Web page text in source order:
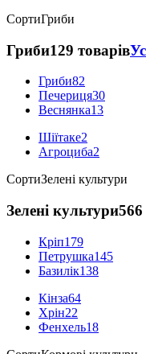
СортиГриби
Гриби129 товарів
Гриби82
Печериця30
Веснянка13
Шіїтаке2
Агроциба2
СортиЗелені культури
Зелені культури566
Кріп179
Петрушка145
Базилік138
Кінза64
Хрін22
Фенхель18